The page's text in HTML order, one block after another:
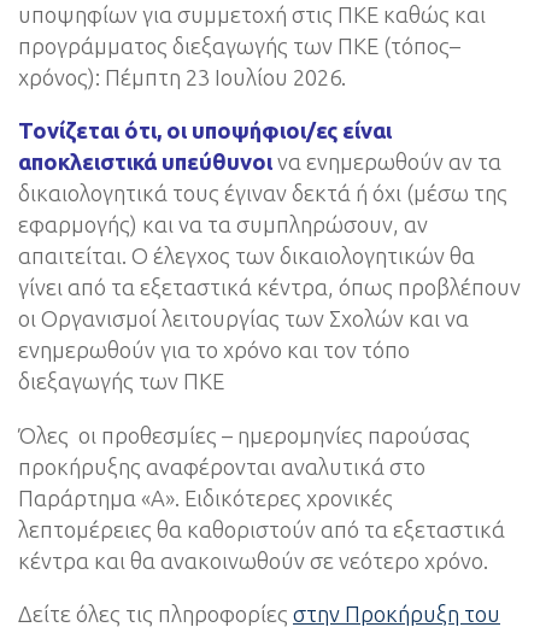
υποψηφίων για συμμετοχή στις ΠΚΕ καθώς και
προγράμματος διεξαγωγής των ΠΚΕ (τόπος–
χρόνος): Πέμπτη 23 Ιουλίου 2026.
Τονίζεται ότι, οι υποψήφιοι/ες είναι
αποκλειστικά υπεύθυνοι να ενημερωθούν αν τα
δικαιολογητικά τους έγιναν δεκτά ή όχι (μέσω της
εφαρμογής) και να τα συμπληρώσουν, αν
απαιτείται. Ο έλεγχος των δικαιολογητικών θα
γίνει από τα εξεταστικά κέντρα, όπως προβλέπουν
οι Οργανισμοί λειτουργίας των Σχολών και να
ενημερωθούν για το χρόνο και τον τόπο
διεξαγωγής των ΠΚΕ
Όλες οι προθεσμίες – ημερομηνίες παρούσας
προκήρυξης αναφέρονται αναλυτικά στο
Παράρτημα «Α». Ειδικότερες χρονικές
λεπτομέρειες θα καθοριστούν από τα εξεταστικά
κέντρα και θα ανακοινωθούν σε νεότερο χρόνο.
Δείτε όλες τις πληροφορίες στην Προκήρυξη του